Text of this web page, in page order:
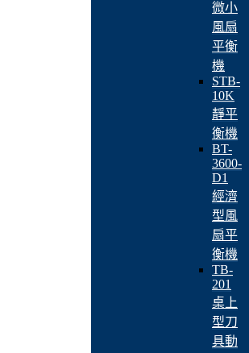
微小
風扇
平衡
機
STB-
10K
靜平
衡機
BT-
3600-
D1
經濟
型風
扇平
衡機
TB-
201
桌上
型刀
具動